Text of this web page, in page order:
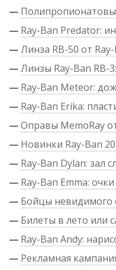
—
— Ray-Ban Predator:
—Линза RB-50 от
—Линзы Ray-Ban RB-
— Ray-Ban Meteor:
— Ray-Ban Erika:
—Оправы MemoRay
— Новинки Ray-Ban
— Ray-Ban Dylan: зал
— Ray-Ban Emma:
— Бойцы невидимого
— Билеты в лето или
— Ray-Ban Andy:
— Рекламная